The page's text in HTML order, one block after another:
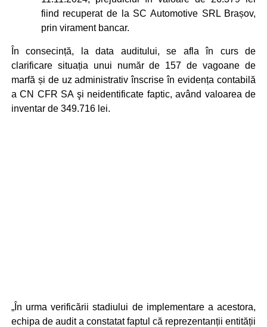
fiind recuperat de la SC Automotive SRL Brașov,
prin virament bancar.
În consecință, la data auditului, se afla în curs de
clarificare situația unui număr de 157 de vagoane de
marfă și de uz administrativ înscrise în evidența contabilă
a CN CFR SA şi neidentificate faptic, având valoarea de
inventar de 349.716 lei.
„În urma verificării stadiului de implementare a acestora,
echipa de audit a constatat faptul că reprezentanții entității